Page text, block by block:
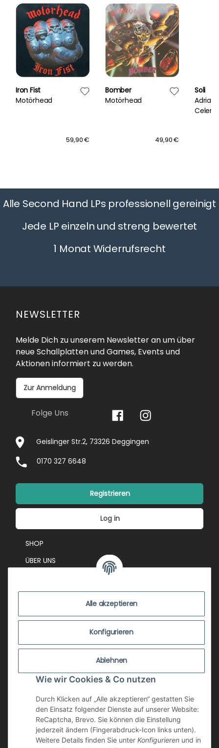
Alle akzeptieren
Konfigurieren
Ablehnen
Wie wir Cookies & Co nutzen
Durch Klicken auf „Alle akzeptieren“ gestatten Sie
den Einsatz folgender Dienste auf unserer Website:
ReCaptcha, Brevo. Sie können die Einstellung
jederzeit ändern (Fingerabdruck-Icon links unten).
Weitere Details finden Sie unter Konfigurieren und in
Iron Fist
Motörhead
59,90 €
Bomber
Motörhead
49,90 €
Soli
Alle Second Hand LPs professionell gereinigt
Jede LP einzeln und streng bewertet
1 Monat Widerrufsrecht
NEWSLETTER
Melde Dich zu unserem Newsletter an um über
neue Schallplatten und Games, Events und
Aktionen informiert zu werden.
Zur Anmeldung
Folge Uns
Geislinger Str.2, 73326 Deggingen
0170 327 6648
Registrieren
Log in
SHOP
ÜBER UNS
ZUSTANDSBEWERTUNG
ZAHLUNGSMÖGLICHKEITEN
AGB
WIDERRUFSRECHT
DATENSCHUTZ
NEWSLETTER